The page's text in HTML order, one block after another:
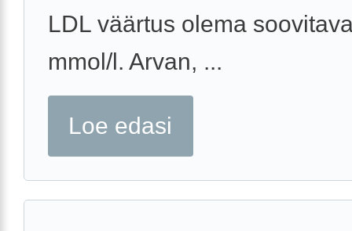
LDL väärtus olema
mmol/l. Arvan, ...
Loe edasi